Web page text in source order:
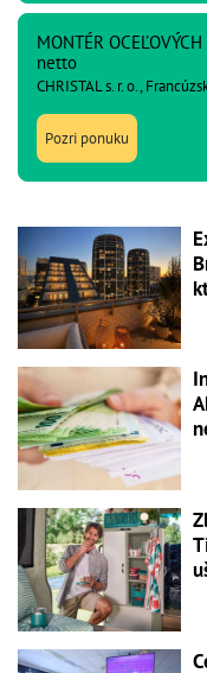
MONTÉR
netto
CHRISTAL s. r. o.,
Pozri ponuku